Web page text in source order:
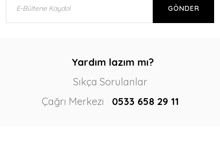
GÖNDER
Yardım lazım mı?
Sıkça Sorulanlar
Çağrı Merkezi
0533 658 29 11